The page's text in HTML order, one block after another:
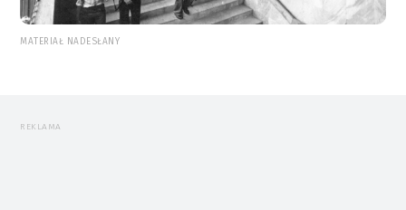
MATERIAŁ NADESŁANY
REKLAMA